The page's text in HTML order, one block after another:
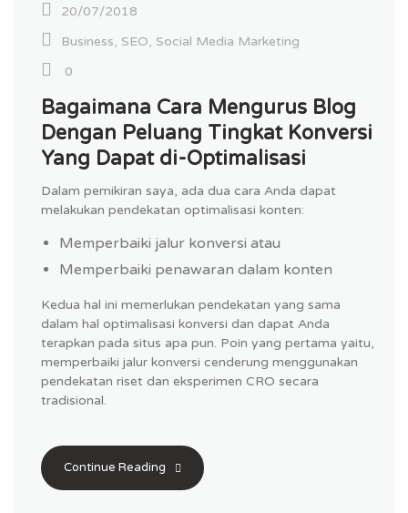
20/07/2018
Business, SEO, Social Media Marketing
0
Bagaimana Cara Mengurus Blog
Dengan Peluang Tingkat Konversi
Yang Dapat di-Optimalisasi
Dalam pemikiran saya, ada dua cara Anda dapat
melakukan pendekatan optimalisasi konten:
Memperbaiki jalur konversi atau
Memperbaiki penawaran dalam konten
Kedua hal ini memerlukan pendekatan yang sama
dalam hal optimalisasi konversi dan dapat Anda
terapkan pada situs apa pun. Poin yang pertama yaitu,
memperbaiki jalur konversi cenderung menggunakan
pendekatan riset dan eksperimen CRO secara
tradisional.
Continue Reading